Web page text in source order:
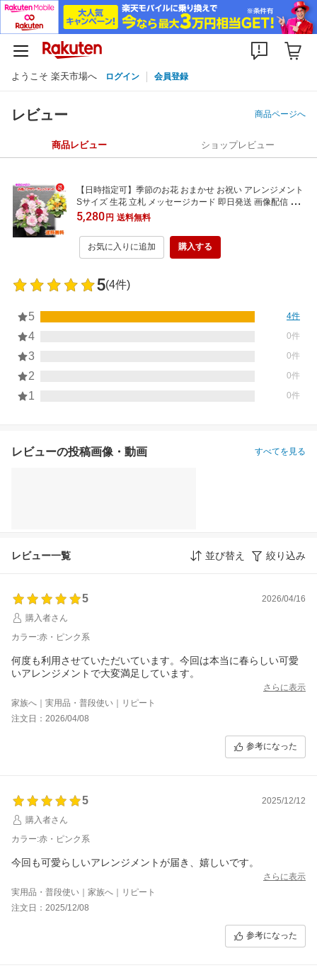
ようこそ 楽天市場へ ログイン 会員登録
レビュー 商品ページへ
商品レビュー ショップレビュー
【日時指定可】季節のお花 おまかせ お祝い アレンジメント
Sサイズ 生花 立札 メッセージカード 即日発送 画像配信 日
時指定 送料無料 母の日 誕生日 開店祝 周年 結婚 入学 卒業
退職 送別
5,280円 送料無料
お気に入りに追加 購入する
5(4件)
5 4件
4 0件
3 0件
2 0件
1 0件
レビューの投稿画像・動画 すべてを見る
レビュー一覧 並び替え 絞り込み
5
2026/04/16
購入者さん
カラー:赤・ピンク系
何度も利用させていただいています。今回は本当に春らしい可愛
いアレンジメントで大変満足しています。
さらに表示
家族へ｜実用品・普段使い｜リピート
注文日：2026/04/08
参考になった
5
2025/12/12
購入者さん
カラー:赤・ピンク系
今回も可愛らしいアレンジメントが届き、嬉しいです。
さらに表示
実用品・普段使い｜家族へ｜リピート
注文日：2025/12/08
参考になった